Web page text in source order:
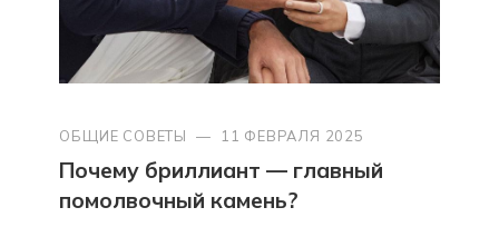
ОБЩИЕ СОВЕТЫ — 11 ФЕВРАЛЯ 2025
Почему бриллиант — главный
помолвочный камень?